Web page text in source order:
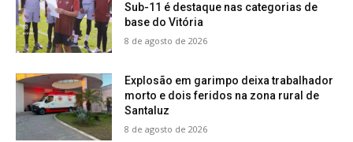
Sub-11 é destaque nas categorias de
base do Vitória
8 de agosto de 2026
Explosão em garimpo deixa trabalhador
morto e dois feridos na zona rural de
Santaluz
8 de agosto de 2026